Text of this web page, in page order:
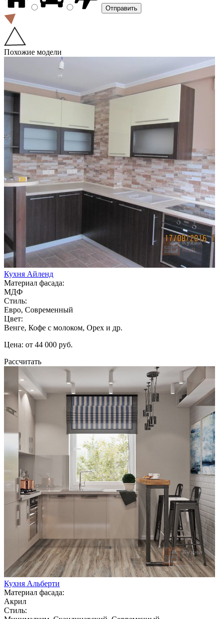
Похожие модели
Кухня Айленд
Материал фасада:
МДФ
Стиль:
Евро, Современный
Цвет:
Венге, Кофе с молоком, Орех и др.
Цена: от 44 000 руб.
Рассчитать
Кухня Альберти
Материал фасада:
Акрил
Стиль: